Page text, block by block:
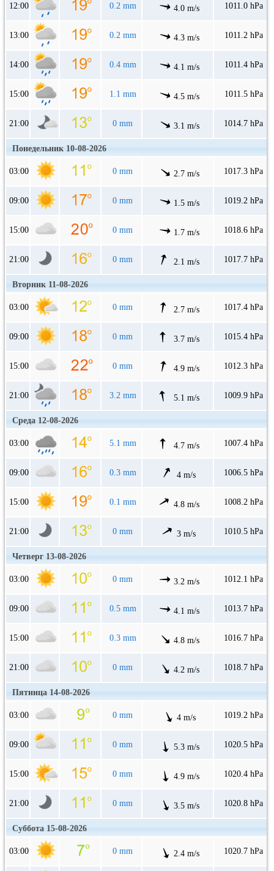
12:00 0.2 mm 4.0 m/s 1011.0 hPa
13:00 0.2 mm 4.3 m/s 1011.2 hPa
14:00 0.4 mm 4.1 m/s 1011.4 hPa
15:00 1.1 mm 4.5 m/s 1011.5 hPa
21:00 0 mm 3.1 m/s 1014.7 hPa
Понедельник 10-08-2026
03:00 0 mm 2.7 m/s 1017.3 hPa
09:00 0 mm 1.5 m/s 1019.2 hPa
15:00 0 mm 1.7 m/s 1018.6 hPa
21:00 0 mm 2.1 m/s 1017.7 hPa
Вторник 11-08-2026
03:00 0 mm 2.7 m/s 1017.4 hPa
09:00 0 mm 3.7 m/s 1015.4 hPa
15:00 0 mm 4.9 m/s 1012.3 hPa
21:00 3.2 mm 5.1 m/s 1009.9 hPa
Среда 12-08-2026
03:00 5.1 mm 4.7 m/s 1007.4 hPa
09:00 0.3 mm 4 m/s 1006.5 hPa
15:00 0.1 mm 4.8 m/s 1008.2 hPa
21:00 0 mm 3 m/s 1010.5 hPa
Четверг 13-08-2026
03:00 0 mm 3.2 m/s 1012.1 hPa
09:00 0.5 mm 4.1 m/s 1013.7 hPa
15:00 0.3 mm 4.8 m/s 1016.7 hPa
21:00 0 mm 4.2 m/s 1018.7 hPa
Пятница 14-08-2026
03:00 0 mm 4 m/s 1019.2 hPa
09:00 0 mm 5.3 m/s 1020.5 hPa
15:00 0 mm 4.9 m/s 1020.4 hPa
21:00 0 mm 3.5 m/s 1020.8 hPa
Суббота 15-08-2026
03:00 0 mm 2.4 m/s 1020.7 hPa